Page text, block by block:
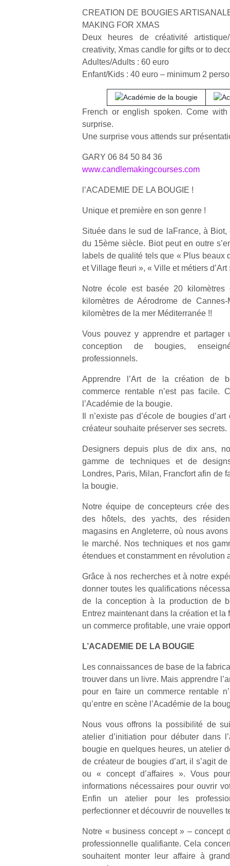
CREATION DE BOUGIES
MAKING FOR XMAS
Deux heures de créativité
creativity, Xmas candle for gifts or to
Adultes/Adults : 60 euro
Enfant/Kids : 40 euro – minimum 2
French or english spoken. Come
surprise.
Une surprise vous attends sur
GARY 06 84 50 84 36
www.candlemakingcourses.com
l’ACADEMIE DE LA BOUGIE !
Unique et première en son genre !
Située dans le sud de laFrance, à
du 15ème siècle. Biot peut en outre
labels de qualité tels que « Plus beaux
et Village fleuri », « Ville et métiers d’Art
Notre école est basée 20 kilomètres
kilomètres de Aérodrome de
kilomètres de la mer Méditerranée !!
Vous pouvez y apprendre et partager
conception de bougies,
professionnels.
Apprendre l’Art de la création de
commerce rentable n’est pas facile.
l’Académie de la bougie.
Il n’existe pas d’école de bougies
créateur souhaite préserver ses secrets.
Designers depuis plus de dix ans,
gamme de techniques et de
Londres, Paris, Milan, Francfort afin de
la bougie.
Notre équipe de concepteurs crée
des hôtels, des yachts, des
magasins en Angleterre, où nous
le marché. Nos techniques et nos
étendues et constamment en révolution
Grâce à nos recherches et à notre
donner toutes les qualifications
de la conception à la production de
Entrez maintenant dans la création et la
un commerce profitable, une vraie
L’ACADEMIE DE LA BOUGIE
Les connaissances de base de la
trouver dans un livre. Mais apprendre
pour en faire un commerce rentable
qu’entre en scène l’Académie de la
Nous vous offrons la possibilité de
atelier d’initiation pour débuter dans
bougie en quelques heures, un atelier
de créateur de bougies d’art, il s’agit
ou « concept d’affaires ». Vous
informations nécessaires pour ouvrir
Enfin un atelier pour les
perfectionner et découvrir de nouvelles
Notre « business concept » – concept
professionnelle qualifiante. Cela
souhaitent monter leur affaire à
à
…
une
nouvelle
trottinette
mécanique
Beeper
Les
débordent
souvent
d’énergie.
Varier les
occupations
n’est pas
simple.
Conjuguer
divertissement,
Des
trampolines
pour les
grands et
Durant les
vacances
estivales
et avec le
retour des
jours, c’est
l’occasion
rêvée
enfants
de…
de